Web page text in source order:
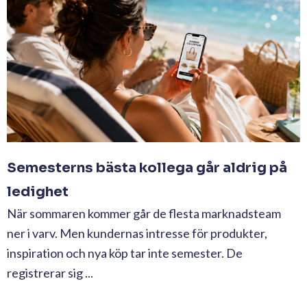
Semesterns bästa kollega går aldrig på
ledighet
När sommaren kommer går de flesta marknadsteam
ner i varv. Men kundernas intresse för produkter,
inspiration och nya köp tar inte semester. De
registrerar sig ...